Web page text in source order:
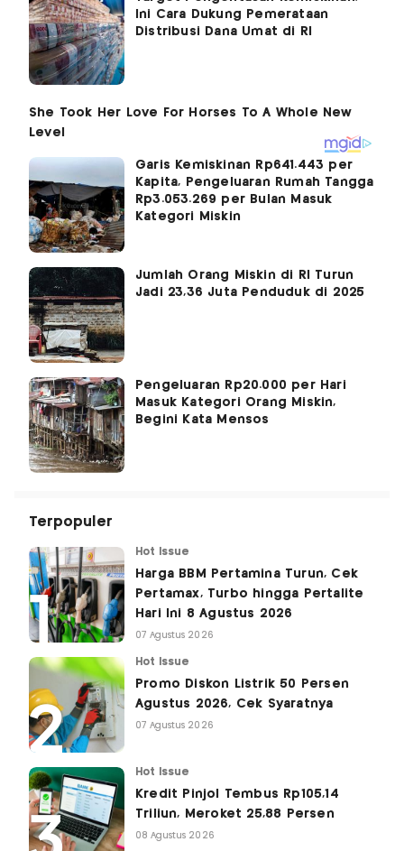
Ini Cara Dukung Pemerataan
Distribusi Dana Umat di RI
Garis Kemiskinan Rp641.443 per
Kapita, Pengeluaran Rumah Tangga
Rp3.053.269 per Bulan Masuk
Kategori Miskin
Jumlah Orang Miskin di RI Turun
Jadi 23,36 Juta Penduduk di 2025
Pengeluaran Rp20.000 per Hari
Masuk Kategori Orang Miskin,
Begini Kata Mensos
Terpopuler
Hot Issue
Harga BBM Pertamina Turun, Cek
Pertamax, Turbo hingga Pertalite
Hari Ini 8 Agustus 2026
07 Agustus 2026
Hot Issue
Promo Diskon Listrik 50 Persen
Agustus 2026, Cek Syaratnya
07 Agustus 2026
Hot Issue
Kredit Pinjol Tembus Rp105,14
Triliun, Meroket 25,88 Persen
08 Agustus 2026